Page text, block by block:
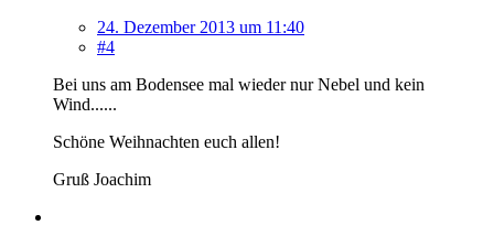
24. Dezember 2013 um 11:40
#4
Bei uns am Bodensee mal wieder nur Nebel und kein
Wind......
Schöne Weihnachten euch allen!
Gruß Joachim